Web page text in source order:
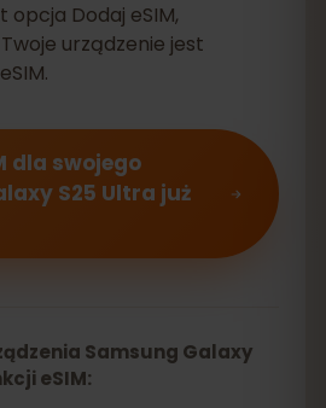
opcja Dodaj eSIM,
urządzenie jest
dla swojego
S25 Ultra już
Samsung Galaxy
eSIM: